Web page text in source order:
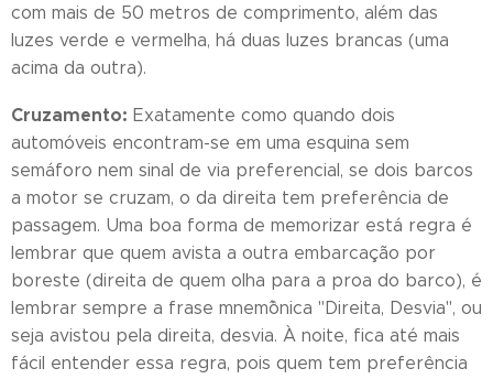
com mais de 50 metros de comprimento, além das
luzes verde e vermelha, há duas luzes brancas (uma
acima da outra).
Cruzamento: Exatamente como quando dois
automóveis encontram-se em uma esquina sem
semáforo nem sinal de via preferencial, se dois barcos
a motor se cruzam, o da direita tem preferência de
passagem. Uma boa forma de memorizar está regra é
lembrar que quem avista a outra embarcação por
boreste (direita de quem olha para a proa do barco), é
lembrar sempre a frase mnemˆônica "Direita, Desvia", ou
seja avistou pela direita, desvia. À noite, fica até mais
fácil entender essa regra, pois quem tem preferência